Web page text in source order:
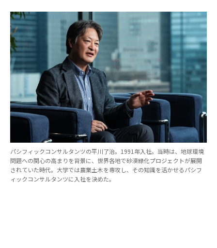
パシフィックコンサルタンツの平川了治。1991年入社。当時は、地球環境
問題への関心の高まりを背景に、世界各地で砂漠緑化プロジェクトが展開
されていた時代。大学では農業土木を専攻し、その知識を活かせるパシフ
ィックコンサルタンツに入社を決めた。